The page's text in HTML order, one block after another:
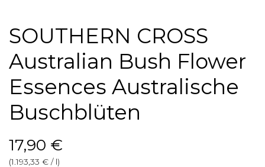
SOUTHERN CROSS
Australian Bush Flower
Essences Australische
Buschblüten
17,90 €
(1.193,33 € / l)